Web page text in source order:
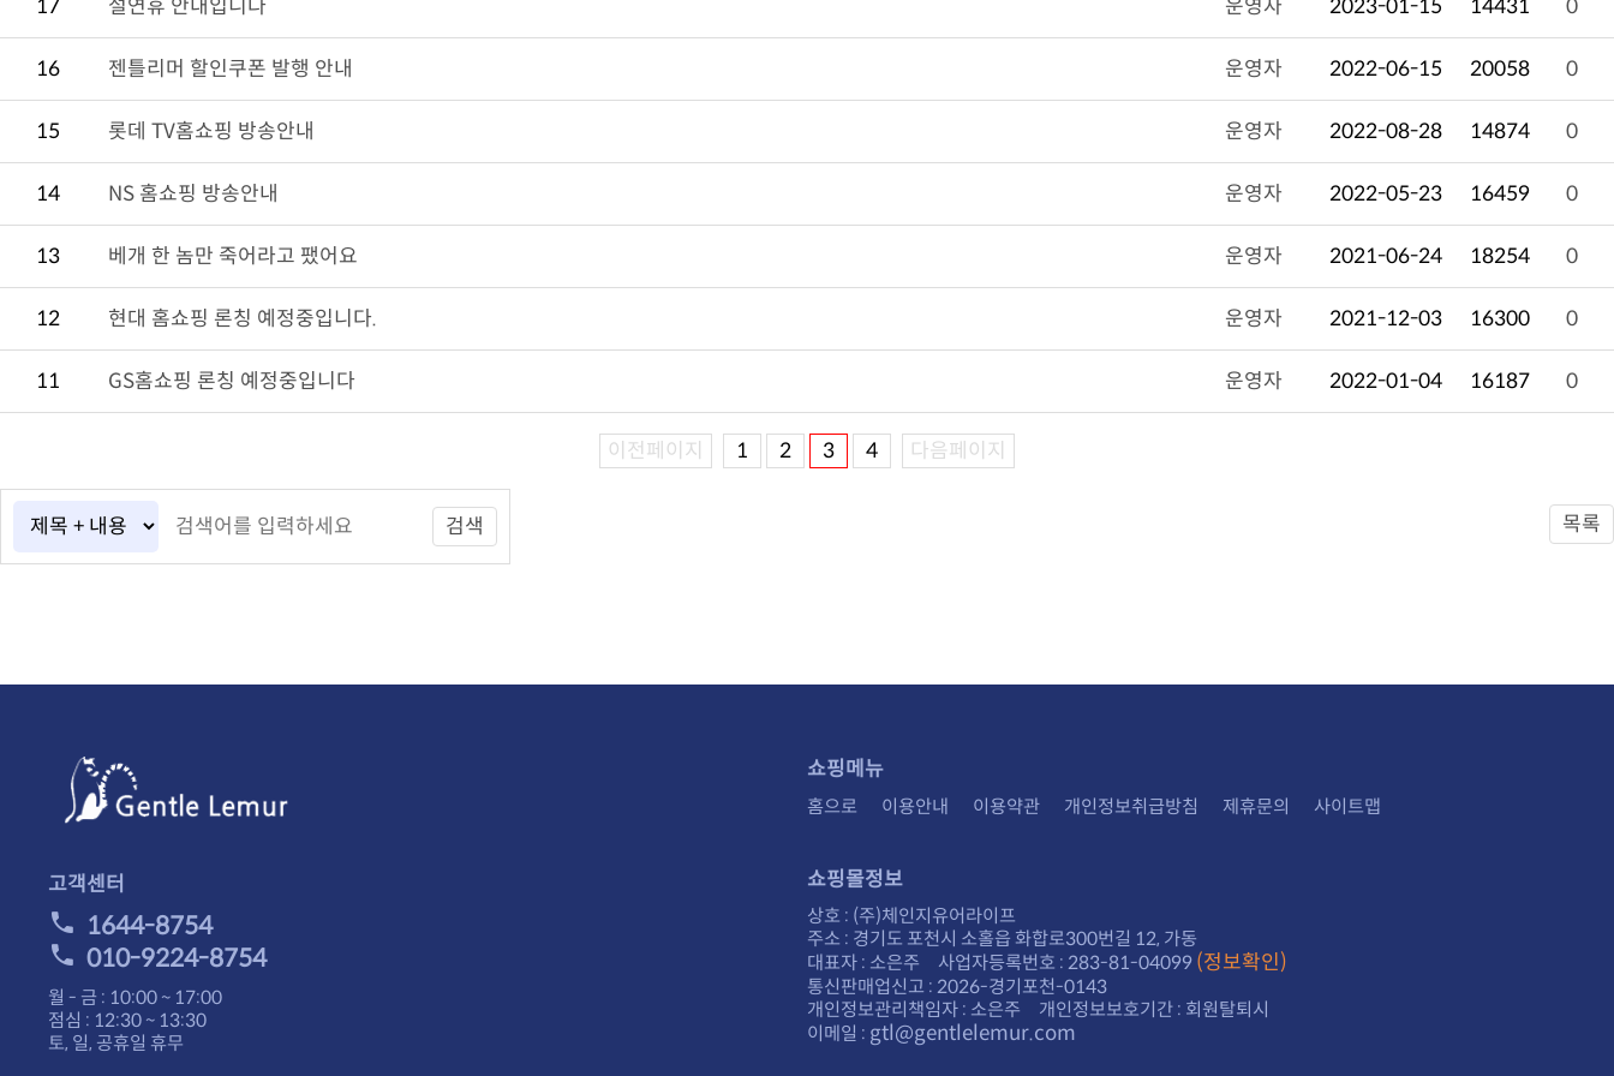
17 설연휴 안내입니다 운영자 2023-01-15 14431 0
16 젠틀리머 할인쿠폰 발행 안내 운영자 2022-06-15 20058 0
15 롯데 TV홈쇼핑 방송안내 운영자 2022-08-28 14874 0
14 NS 홈쇼핑 방송안내 운영자 2022-05-23 16459 0
13 베개 한 놈만 죽어라고 팼어요 운영자 2021-06-24 18254 0
12 현대 홈쇼핑 론칭 예정중입니다. 운영자 2021-12-03 16300 0
11 GS홈쇼핑 론칭 예정중입니다 운영자 2022-01-04 16187 0
이전페이지 1 2 3 4 다음페이지
검색 목록
고객센터
1644-8754
010-9224-8754
월 - 금 : 10:00 ~ 17:00
점심 : 12:30 ~ 13:30
토, 일, 공휴일 휴무
쇼핑메뉴
홈으로 이용안내 이용약관 개인정보취급방침 제휴문의 사이트맵
쇼핑몰정보
상호 : (주)체인지유어라이프
주소 : 경기도 포천시 소홀읍 화합로300번길 12, 가동
대표자 : 소은주 사업자등록번호 : 283-81-04099 (정보확인)
통신판매업신고 : 2026-경기포천-0143
개인정보관리책임자 : 소은주 개인정보보호기간 : 회원탈퇴시
이메일 : gtl@gentlelemur.com